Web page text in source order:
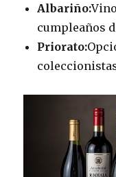
Albariño:
cumpleaños
Priorato: